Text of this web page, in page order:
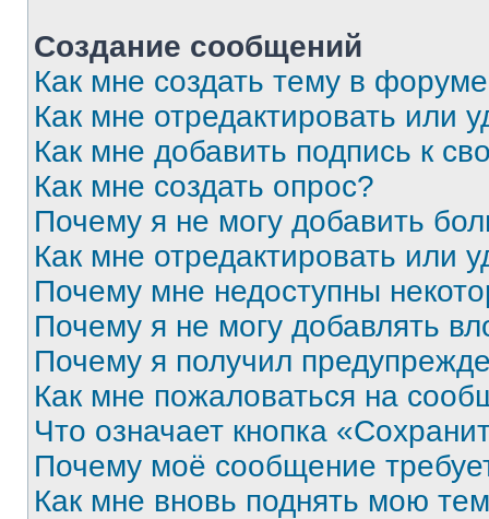
Создание сообщений
Как мне создать тему в
Как мне отредактировать или
Как мне добавить подпись к
Как мне создать опрос?
Почему я не могу добавить
Как мне отредактировать или
Почему мне недоступны
Почему я не могу добавлять
Почему я получил
Как мне пожаловаться на
Что означает кнопка
Почему моё сообщение
Как мне вновь поднять мою